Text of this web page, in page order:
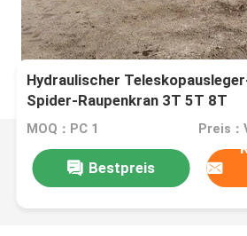
Hydraulischer
Spider-Raupenkran 3T 5T ​​8T
MOQ：PC 1
Bestpreis